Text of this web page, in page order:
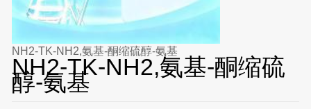
NH2-TK-NH2,氨基-酮缩硫醇-氨基
NH2-TK-NH2,氨基-酮缩硫
醇-氨基